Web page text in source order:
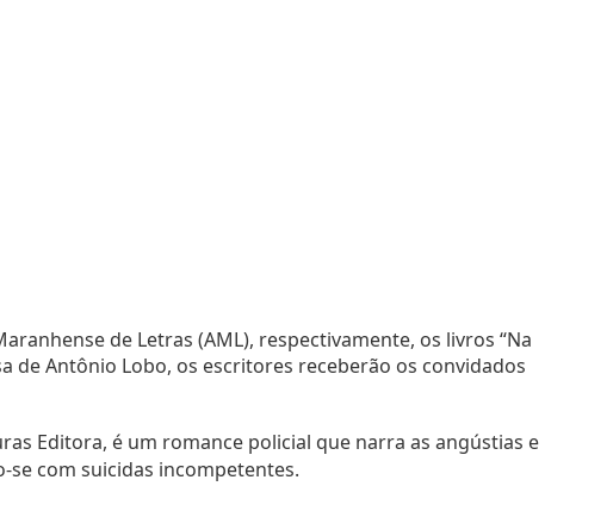
de Letras (AML), respectivamente, os livros “Na
de Antônio Lobo, os escritores receberão os convidados
Editora, é um romance policial que narra as angústias e
com suicidas incompetentes.